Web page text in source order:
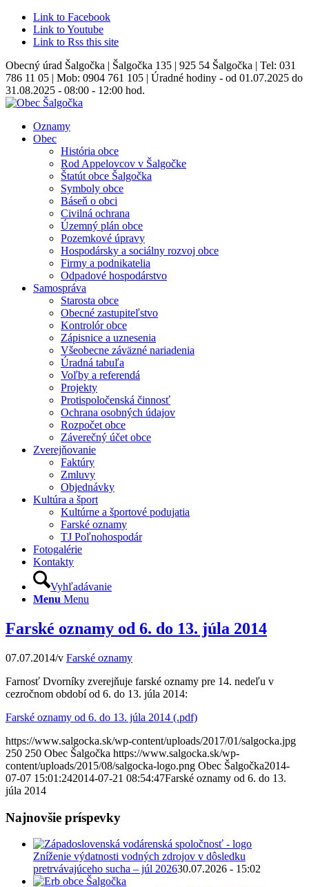
Link to Facebook
Link to Youtube
Link to Rss this site
Obecný úrad Šalgočka | Šalgočka 135 | 925 54 Šalgočka | Tel: 031
786 11 05 | Mob: 0904 761 105 | Úradné hodiny - od 01.07.2025 do
31.08.2025 - 08:00 - 12:00 hod.
Oznamy
Obec
História obce
Rod Appelovcov v Šalgočke
Štatút obce Šalgočka
Symboly obce
Báseň o obci
Civilná ochrana
Územný plán obce
Pozemkové úpravy
Hospodársky a sociálny rozvoj obce
Firmy a podnikatelia
Odpadové hospodárstvo
Samospráva
Starosta obce
Obecné zastupiteľstvo
Kontrolór obce
Zápisnice a uznesenia
Všeobecne záväzné nariadenia
Úradná tabuľa
Voľby a referendá
Projekty
Protispoločenská činnosť
Ochrana osobných údajov
Rozpočet obce
Záverečný účet obce
Zverejňovanie
Faktúry
Zmluvy
Objednávky
Kultúra a šport
Kultúrne a športové podujatia
Farské oznamy
TJ Poľnohospodár
Fotogalérie
Kontakty
Vyhľadávanie
Menu Menu
Farské oznamy od 6. do 13. júla 2014
07.07.2014/v Farské oznamy
Farnosť Dvorníky zverejňuje farské oznamy pre 14. nedeľu v
cezročnom období od 6. do 13. júla 2014:
Farské oznamy od 6. do 13. júla 2014 (.pdf)
https://www.salgocka.sk/wp-content/uploads/2017/01/salgocka.jpg
250 250 Obec Šalgočka https://www.salgocka.sk/wp-
content/uploads/2015/08/salgocka-logo.png Obec Šalgočka2014-
07-07 15:01:242014-07-21 08:54:47Farské oznamy od 6. do 13.
júla 2014
Najnovšie príspevky
Zníženie výdatnosti vodných zdrojov v dôsledku
pretrvávajúceho sucha – júl 202630.07.2026 - 15:02